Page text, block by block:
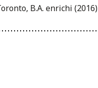
B.A. enrichi (2016)